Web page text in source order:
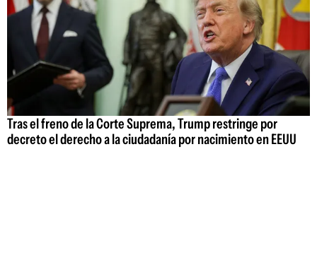
Tras el freno de la Corte Suprema, Trump restringe por
decreto el derecho a la ciudadanía por nacimiento en EEUU